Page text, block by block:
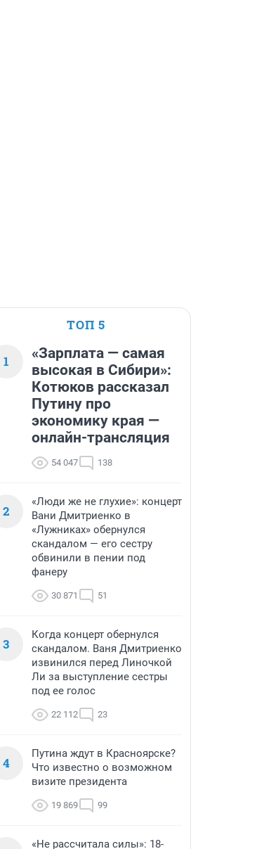
ТОП 5
1
«Зарплата — самая
высокая в Сибири»:
Котюков рассказал
Путину про
экономику края —
онлайн-трансляция
54 047 138
2
«Люди же не глухие»: концерт
Вани Дмитриенко в
«Лужниках» обернулся
скандалом — его сестру
обвинили в пении под
фанеру
30 871 51
3
Когда концерт обернулся
скандалом. Ваня Дмитриенко
извинился перед Линочкой
Ли за выступление сестры
под ее голос
22 112 23
4
Путина ждут в Красноярске?
Что известно о возможном
визите президента
19 869 99
«Не рассчитала силы»: 18-